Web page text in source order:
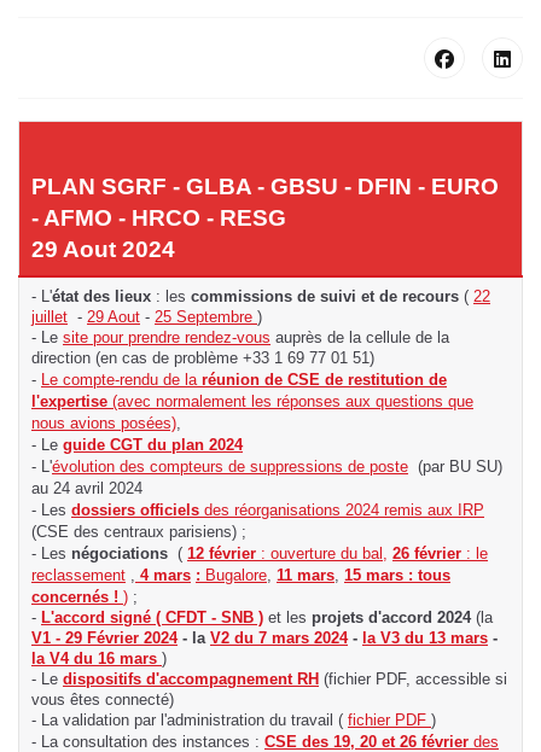
PLAN SGRF - GLBA - GBSU - DFIN - EURO
- AFMO - HRCO - RESG
29 Aout 2024
- L'état des lieux : les commissions de suivi et de recours ( 22
juillet - 29 Aout - 25 Septembre )
- Le site pour prendre rendez-vous auprès de la cellule de la
direction (en cas de problème +33 1 69 77 01 51)
- Le compte-rendu de la réunion de CSE de restitution de
l'expertise (avec normalement les réponses aux questions que
nous avions posées)
- Le guide CGT du plan 2024
- L'évolution des compteurs de suppressions de poste (par BU SU)
au 24 avril 2024
- Les dossiers officiels des réorganisations 2024 remis aux IRP
(CSE des centraux parisiens) ;
- Les négociations ( 12 février : ouverture du bal, 26 février : le
reclassement
4 mars : Bugalore 11 mars 15 mars : tous
concernés ! ) ;
- L'accord signé ( CFDT - SNB ) et les projets d'accord 2024(la
V1 - 29 Février 2024- la V2 du 7 mars 2024- la V3 du 13 mars -
la V4 du 16 mars )
- Le dispositifs d'accompagnement RH (fichier PDF, accessible si
vous êtes connecté)
- La validation par l'administration du travail ( fichier PDF )
- La consultation des instances : CSE des 19, 20 et 26 février des